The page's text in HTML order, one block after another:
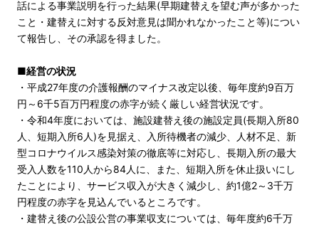
話による事業説明を行った結果(早期建替えを望む声が多かった
こと・建替えに対する反対意見は聞かれなかったこと等)につい
て報告し、その承認を得ました。
■経営の状況
・平成27年度の介護報酬のマイナス改定以後、毎年度約9百万
円～6千5百万円程度の赤字が続く厳しい経営状況です。
・令和4年度においては、施設建替え後の施設定員(長期入所80
人、短期入所6人)を見据え、入所待機者の減少、人材不足、新
型コロナウイルス感染対策の徹底等に対応し、長期入所の最大
受入人数を110人から84人に、また、短期入所を休止扱いにし
たことにより、サービス収入が大きく減少し、約1億2～3千万
円程度の赤字を見込んでいるところです。
・建替え後の公設公営の事業収支については、毎年度約6千万